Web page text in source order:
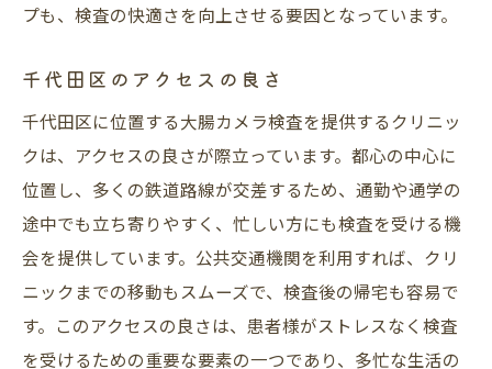
プも、検査の快適さを向上させる要因となっています。
千代田区のアクセスの良さ
千代田区に位置する大腸カメラ検査を提供するクリニッ
クは、アクセスの良さが際立っています。都心の中心に
位置し、多くの鉄道路線が交差するため、通勤や通学の
途中でも立ち寄りやすく、忙しい方にも検査を受ける機
会を提供しています。公共交通機関を利用すれば、クリ
ニックまでの移動もスムーズで、検査後の帰宅も容易で
す。このアクセスの良さは、患者様がストレスなく検査
を受けるための重要な要素の一つであり、多忙な生活の